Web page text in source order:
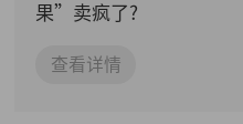
果”卖疯了?
查看详情